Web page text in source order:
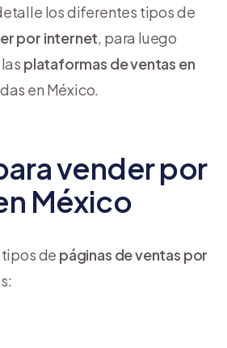
los diferentes tipos de
por internet , para luego
plataformas de ventas en
en México.
vender por
México
de páginas de ventas por